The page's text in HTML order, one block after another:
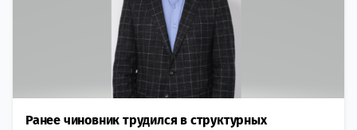
Ранее чиновник трудился в структурных